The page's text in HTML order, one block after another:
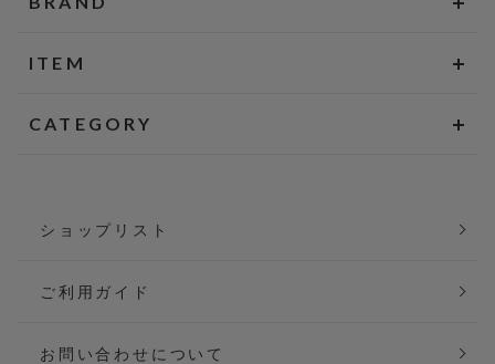
ITEM
CATEGORY
ショップリスト
ご利用ガイド
お問い合わせについて